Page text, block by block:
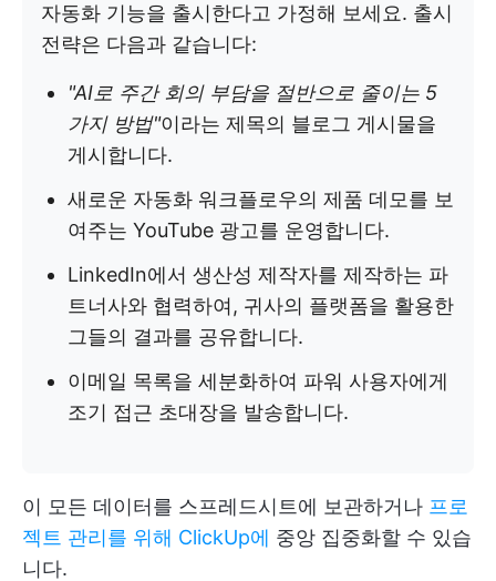
자동화 기능을 출시한다고 가정해 보세요. 출시
전략은 다음과 같습니다:
"AI로 주간 회의 부담을 절반으로 줄이는 5
가지 방법"이라는 제목의 블로그 게시물을
게시합니다.
새로운 자동화 워크플로우의 제품 데모를 보
여주는 YouTube 광고를 운영합니다.
LinkedIn에서 생산성 제작자를 제작하는 파
트너사와 협력하여, 귀사의 플랫폼을 활용한
그들의 결과를 공유합니다.
이메일 목록을 세분화하여 파워 사용자에게
조기 접근 초대장을 발송합니다.
이 모든 데이터를 스프레드시트에 보관하거나 프로
젝트 관리를 위해 ClickUp에 중앙 집중화할 수 있습
니다.